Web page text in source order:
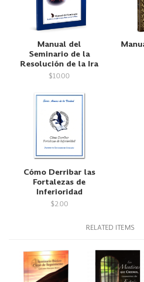
Manual del
Seminario de la
Resolución de la Ira
$10.00
Cómo Derribar las
Fortalezas de
Inferioridad
$2.00
RELATED ITEMS